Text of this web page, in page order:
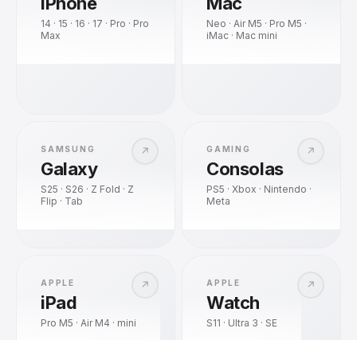
14 · 15 · 16 · 17 · Pro · Pro
Max
Neo · Air M5 · Pro M5 ·
iMac · Mac mini
↗
SAMSUNG
Galaxy
S25 · S26 · Z Fold · Z
Flip · Tab
↗
GAMING
Consolas
PS5 · Xbox · Nintendo ·
Meta
↗
APPLE
iPad
Pro M5 · Air M4 · mini
↗
APPLE
Watch
S11 · Ultra 3 · SE